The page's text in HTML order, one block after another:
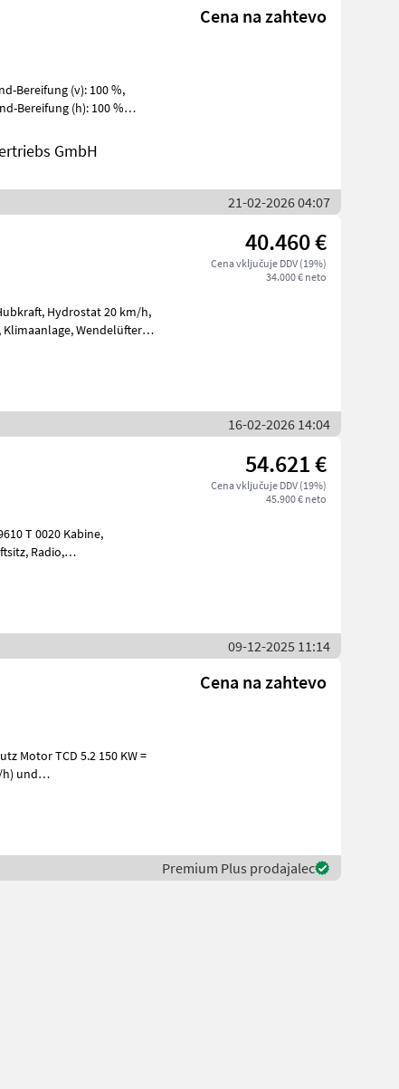
Cena na zahtevo
GmbH
21-02-2026 04:07
40.460 €
Cena vključuje DDV (19%)
34.000 € neto
16-02-2026 14:04
54.621 €
Cena vključuje DDV (19%)
45.900 € neto
T 0020 Kabine,
09-12-2025 11:14
Cena na zahtevo
Premium Plus prodajalec